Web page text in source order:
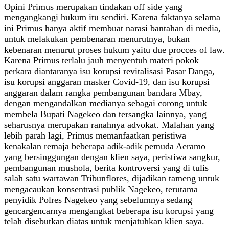
Opini Primus merupakan tindakan off side yang
mengangkangi hukum itu sendiri. Karena faktanya selama
ini Primus hanya aktif membuat narasi bantahan di media,
untuk melakukan pembenaran menurutnya, bukan
kebenaran menurut proses hukum yaitu due procces of law.
Karena Primus terlalu jauh menyentuh materi pokok
perkara diantaranya isu korupsi revitalisasi Pasar Danga,
isu korupsi anggaran masker Covid-19, dan isu korupsi
anggaran dalam rangka pembangunan bandara Mbay,
dengan mengandalkan medianya sebagai corong untuk
membela Bupati Nagekeo dan tersangka lainnya, yang
seharusnya merupakan ranahnya advokat. Malahan yang
lebih parah lagi, Primus memanfaatkan peristiwa
kenakalan remaja beberapa adik-adik pemuda Aeramo
yang bersinggungan dengan klien saya, peristiwa sangkur,
pembangunan mushola, berita kontroversi yang di tulis
salah satu wartawan Tribunflores, dijadikan tameng untuk
mengacaukan konsentrasi publik Nagekeo, terutama
penyidik Polres Nagekeo yang sebelumnya sedang
gencargencarnya mengangkat beberapa isu korupsi yang
telah disebutkan diatas untuk menjatuhkan klien saya.